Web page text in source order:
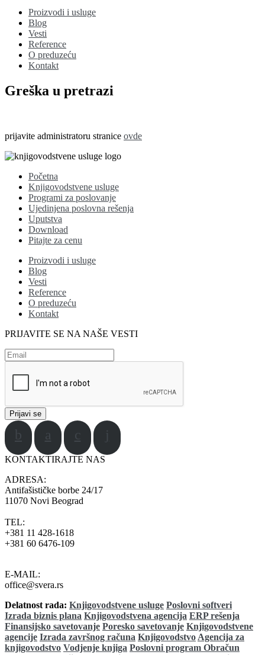
Proizvodi i usluge
Blog
Vesti
Reference
O preduzeću
Kontakt
Greška u pretrazi
prijavite administratoru stranice ovde
Početna
Knjigovodstvene usluge
Programi za poslovanje
Ujedinjena poslovna rešenja
Uputstva
Download
Pitajte za cenu
Proizvodi i usluge
Blog
Vesti
Reference
O preduzeću
Kontakt
PRIJAVITE SE NA NAŠE VESTI
KONTAKTIRAJTE NAS
ADRESA:
Antifašističke borbe 24/17
11070 Novi Beograd
TEL:
+381 11 428-1618
+381 60 6476-109
E-MAIL:
office@svera.rs
Delatnost rada: Knjigovodstvene usluge Poslovni softveri
Izrada biznis plana Knjigovodstvena agencija ERP rešenja
Finansijsko savetovanje Poresko savetovanje Knjigovodstvene
agencije Izrada završnog računa Knjigovodstvo Agencija za
knjigovodstvo Vodjenje knjiga Poslovni program Obračun